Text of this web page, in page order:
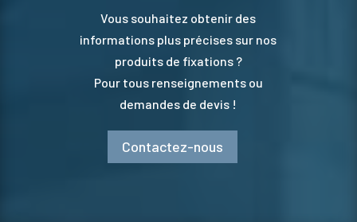
Vous souhaitez obtenir des
informations plus précises sur nos
produits de fixations ?
Pour tous renseignements ou
demandes de devis !
Contactez-nous